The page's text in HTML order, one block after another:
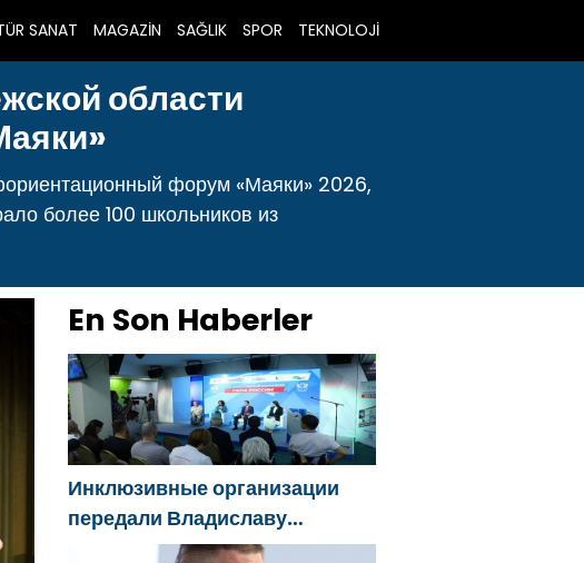
SANAT MAGAZİN SAĞLIK SPOR TEKNOLOJİ
области
форум «Маяки» 2026,
более 100 школьников из
En Son Haberler
Инклюзивные организации
передали Владиславу
Головину предложения в